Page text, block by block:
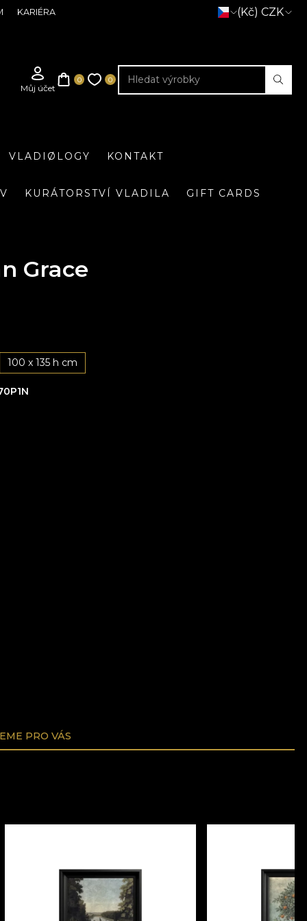
KARIÉRA (Kč) CZK
VLADIØLOGY KONTAKT
KURÁTORSTVÍ VLADILA GIFT CARDS
Grace
100 x 135 h cm
PRO VÁS